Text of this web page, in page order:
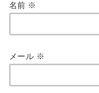
名前 ※
メール ※